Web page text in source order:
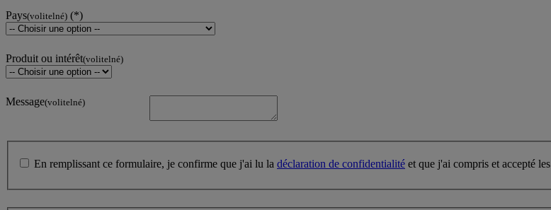
Pays(volitelné)
Produit ou intérêt(volitelné)
Message(volitelné)
En remplissant ce formulaire, je confirme que j'ai lu la déclaration de confidentialité et que j'ai compris et accepté les